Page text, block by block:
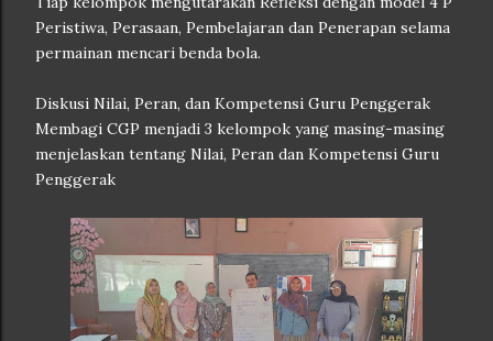
Peristiwa, Perasaan, Pembelajaran dan Penerapan selama
permainan mencari benda bola.
Diskusi Nilai, Peran, dan Kompetensi Guru Penggerak
Membagi CGP menjadi 3 kelompok yang masing-masing
menjelaskan tentang Nilai, Peran dan Kompetensi Guru
Penggerak